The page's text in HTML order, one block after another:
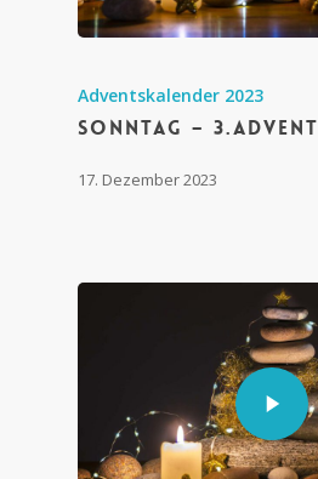
Adventskalender 2023
Sonntag – 3.Advent
17. Dezember 2023